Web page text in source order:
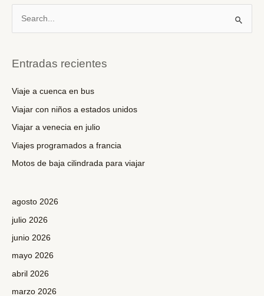
c
r
p
o
Entradas recientes
Viaje a cuenca en bus
Viajar con niños a estados unidos
Viajar a venecia en julio
Viajes programados a francia
Motos de baja cilindrada para viajar
agosto 2026
julio 2026
junio 2026
mayo 2026
abril 2026
marzo 2026